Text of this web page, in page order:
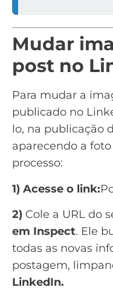
Mudar
post no
Para mudar a
publicado no
lo, na publicação
aparecendo a
processo:
1) Acesse o link:
2) Cole a URL do
em Inspect. Ele
todas as novas
postagem,
LinkedIn.